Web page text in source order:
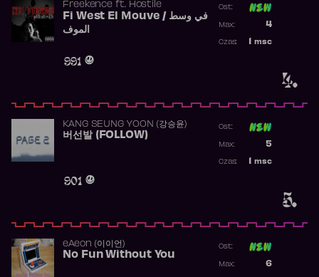
4.
Freekence ft. Hostile
Fi West El Mouve / في وسط
الموف
991
Ost:
4
Max:
msc
Czas:
5.
KANG SEUNG YOON (강승윤)
버선발 (FOLLOW)
901
Ost:
5
Max:
msc
Czas:
​eAeon (이이언)
No Fun Without You
Ost:
6
Max: